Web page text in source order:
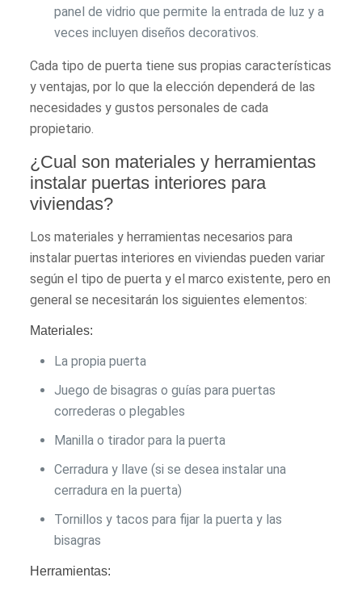
panel de vidrio que permite la entrada de luz y a
veces incluyen diseños decorativos.
Cada tipo de puerta tiene sus propias características
y ventajas, por lo que la elección dependerá de las
necesidades y gustos personales de cada
propietario.
¿Cual son materiales y herramientas
instalar puertas interiores para
viviendas?
Los materiales y herramientas necesarios para
instalar puertas interiores en viviendas pueden variar
según el tipo de puerta y el marco existente, pero en
general se necesitarán los siguientes elementos:
Materiales:
La propia puerta
Juego de bisagras o guías para puertas
correderas o plegables
Manilla o tirador para la puerta
Cerradura y llave (si se desea instalar una
cerradura en la puerta)
Tornillos y tacos para fijar la puerta y las
bisagras
Herramientas: